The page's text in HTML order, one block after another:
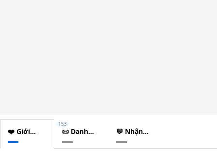
❤️ Giới
thiệu
📜 Danh
sách
chương
153
💬 Nhận
xét